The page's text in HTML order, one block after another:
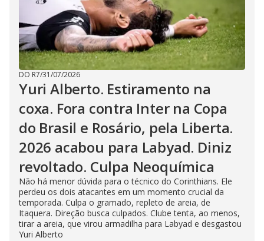
DO R7/31/07/2026
Yuri Alberto. Estiramento na
coxa. Fora contra Inter na Copa
do Brasil e Rosário, pela Liberta.
2026 acabou para Labyad. Diniz
revoltado. Culpa Neoquímica
Não há menor dúvida para o técnico do Corinthians. Ele
perdeu os dois atacantes em um momento crucial da
temporada. Culpa o gramado, repleto de areia, de
Itaquera. Direção busca culpados. Clube tenta, ao menos,
tirar a areia, que virou armadilha para Labyad e desgastou
Yuri Alberto